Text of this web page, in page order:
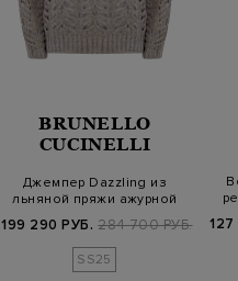
BRUNELLO
CUCINELLI
Джемпер Dazzling из
льняной пряжи ажурной
199 290 РУБ. 284 700 РУБ.
SS25